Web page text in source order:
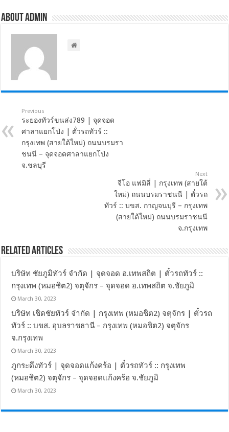
About admin
Previous
ระยองทัวร์ขนส่ง789 | จุดจอด
ศาลาแยกโป่ง | ตั๋วรถทัวร์ ::
กรุงเทพ (สายใต้ใหม่) ถนนบรมรา
ชนนี – จุดจอดศาลาแยกโป่ง
จ.ชลบุรี
Next
จีโอ แฟมิลี่ | กรุงเทพ (สายใต้
ใหม่) ถนนบรมราชนนี | ตั๋วรถ
ทัวร์ :: บขส. กาญจนบุรี – กรุงเทพ
(สายใต้ใหม่) ถนนบรมราชนนี
จ.กรุงเทพ
Related Articles
บริษัท ชัยภูมิทัวร์ จำกัด | จุดจอด อ.เทพสถิต | ตั๋วรถทัวร์ ::
กรุงเทพ (หมอชิต2) จตุจักร – จุดจอด อ.เทพสถิต จ.ชัยภูมิ
March 30, 2023
บริษัท เชิดชัยทัวร์ จำกัด | กรุงเทพ (หมอชิต2) จตุจักร | ตั๋วรถ
ทัวร์ :: บขส. อุบลราชธานี – กรุงเทพ (หมอชิต2) จตุจักร
จ.กรุงเทพ
March 30, 2023
ภูกระดึงทัวร์ | จุดจอดแก้งคร้อ | ตั๋วรถทัวร์ :: กรุงเทพ
(หมอชิต2) จตุจักร – จุดจอดแก้งคร้อ จ.ชัยภูมิ
March 30, 2023